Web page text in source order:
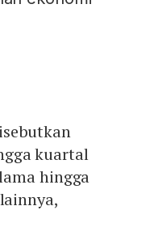
kuartal
hingga